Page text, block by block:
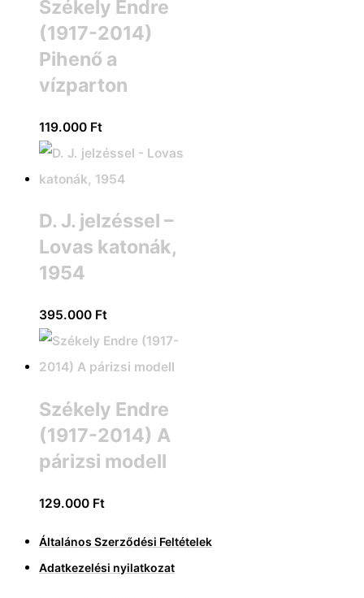
Székely Endre
(1917-2014)
Pihenő a
vízparton
119.000 Ft
D. J. jelzéssel –
Lovas katonák,
1954
395.000 Ft
Székely Endre
(1917-2014) A
párizsi modell
129.000 Ft
Általános Szerződési Feltételek
Adatkezelési nyilatkozat